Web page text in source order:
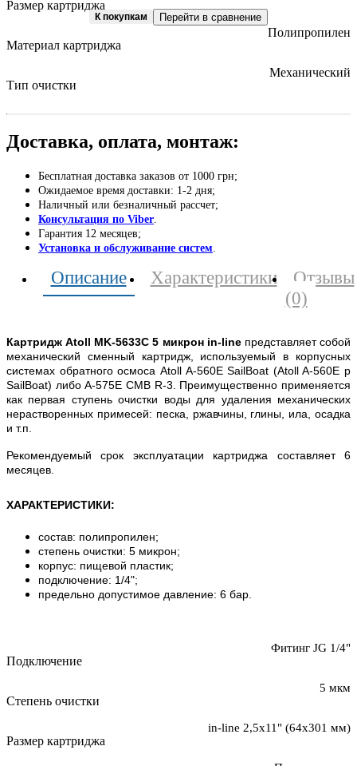
Размер картриджа
Материал картриджа
Полипропилен
Тип очистки
Механический
Доставка, оплата, монтаж:
Бесплатная доставка заказов от 1000 грн;
Ожидаемое время доставки: 1-2 дня;
Наличный или безналичный рассчет;
Консультация по Viber
Гарантия 12 месяцев;
Установка и обслуживание систем
Описание Характеристики
Отзывы
(0)
Картридж Atoll MK-5633C 5 микрон in-lineпредставляет собой
механический сменный картридж, используемый в корпусных
системах обратного осмоса Atoll A-560E SailBoat (Atoll A-560E р
SailBoat) либо А-575E CMB R-3. Преимущественно применяется
как первая ступень очистки воды для удаления механических
нерастворенных примесей: песка, ржавчины, глины, ила, осадка
и т.п.
Рекомендуемый срок эксплуатации картриджа составляет 6
месяцев.
ХАРАКТЕРИСТИКИ:
состав: полипропилен;
степень очистки: 5 микрон;
корпус: пищевой пластик;
подключение: 1/4";
предельно допустимое давление: 6 бар.
Подключение
Фитинг JG 1/4"
Степень очистки
5 мкм
Размер картриджа
in-line 2,5х11" (64х301 мм)
К покупкам Перейти в сравнение